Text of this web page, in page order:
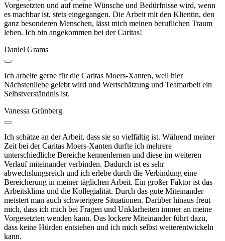
Vorgesetzten und auf meine Wünsche und Bedürfnisse wird, wenn
es machbar ist, stets eingegangen. Die Arbeit mit den Klientin, den
ganz besonderen Menschen, lässt mich meinen beruflichen Traum
leben. Ich bin angekommen bei der Caritas!
Daniel Grams
Ich arbeite gerne für die Caritas Moers-Xanten, weil hier
Nächstenliebe gelebt wird und Wertschätzung und Teamarbeit ein
Selbstverständnis ist.
Vanessa Grünberg
Ich schätze an der Arbeit, dass sie so vielfältig ist. Während meiner
Zeit bei der Caritas Moers-Xanten durfte ich mehrere
unterschiedliche Bereiche kennenlernen und diese im weiteren
Verlauf miteinander verbinden. Dadurch ist es sehr
abwechslungsreich und ich erlebe durch die Verbindung eine
Bereicherung in meiner täglichen Arbeit. Ein großer Faktor ist das
Arbeitsklima und die Kollegialität. Durch das gute Miteinander
meistert man auch schwierigere Situationen. Darüber hinaus freut
mich, dass ich mich bei Fragen und Unklarheiten immer an meine
Vorgesetzten wenden kann. Das lockere Miteinander führt dazu,
dass keine Hürden entstehen und ich mich selbst weiterentwickeln
kann.